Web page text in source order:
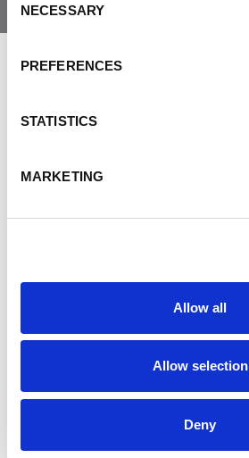
Selection
NECESSARY
PREFERENCES
STATISTICS
MARKETING
Allow all
Allow selection
Deny
LAISSER LES COMMENTAIRES